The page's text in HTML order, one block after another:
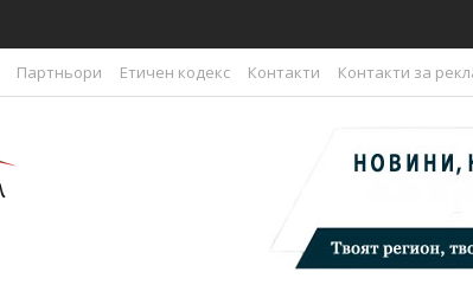
Партньори Етичен кодекс Контакти Контакти за